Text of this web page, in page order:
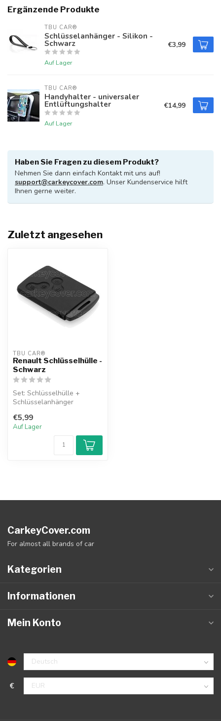
Ergänzende Produkte
TBU CAR®
Schlüsselanhänger - Silikon -
Schwarz
Auf Lager
€3,99
TBU CAR®
Handyhalter - universaler
Entlüftungshalter
Auf Lager
€14,99
Haben Sie Fragen zu diesem Produkt?
Nehmen Sie dann einfach Kontakt mit uns auf!
support@carkeycover.com. Unser Kundenservice hilft
Ihnen gerne weiter.
Zuletzt angesehen
TBU CAR®
Renault Schlüsselhülle -
Schwarz
Set: Schlüsselhülle +
Schlüsselanhänger
€5,99
Auf Lager
CarkeyCover.com
For almost all brands of car
Kategorien
Informationen
Mein Konto
€